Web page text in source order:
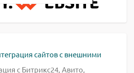
сайтов с внешними
с Битрикс24, Авито,